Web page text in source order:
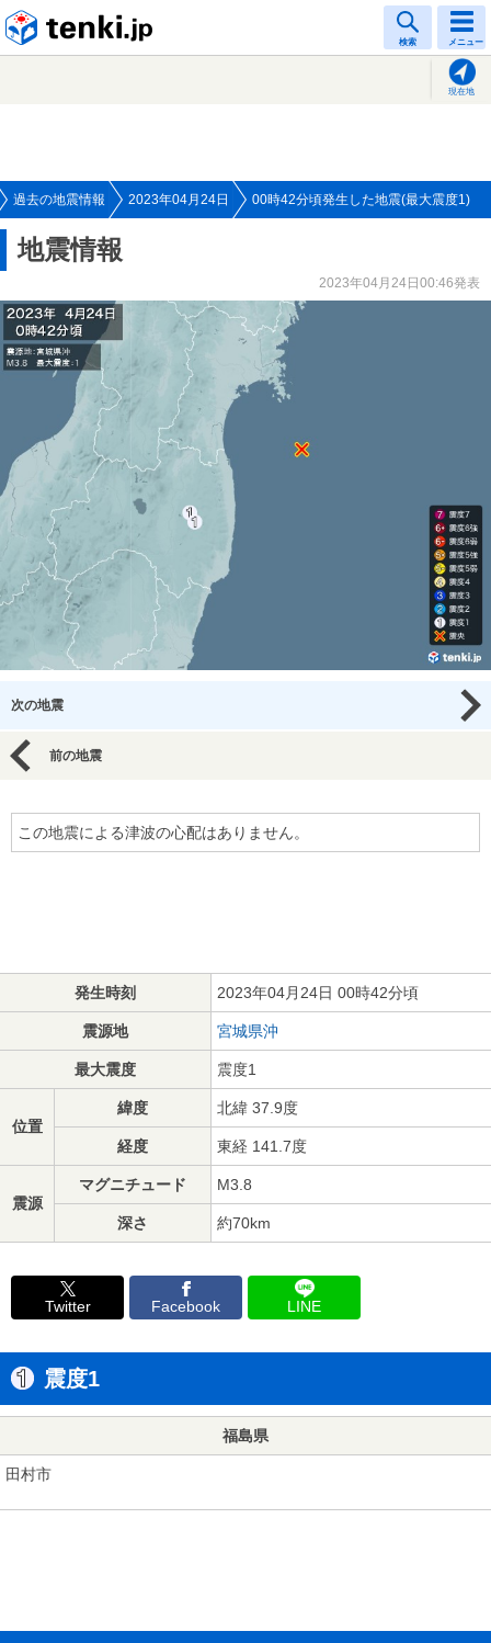
検索 メニュー
現在地
過去の地震情報 2023年04月24日 00時42分頃発生した地震(最大震度1)
地震情報
2023年04月24日00:46発表
次の地震
前の地震
この地震による津波の心配はありません。
発生時刻 2023年04月24日 00時42分頃
震源地 宮城県沖
最大震度 震度1
位置
緯度 北緯 37.9度
経度 東経 141.7度
震源
マグニチュード M3.8
深さ 約70km
Twitter Facebook LINE
震度1
福島県
田村市